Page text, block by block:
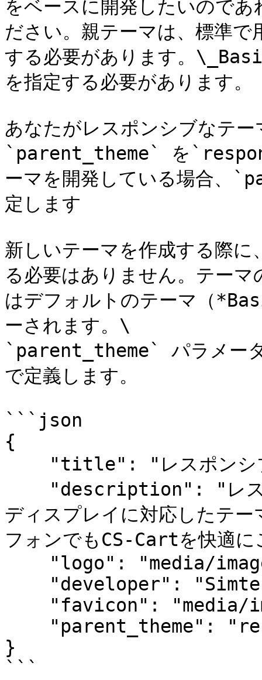
をベースに開発したいので
ださい。親テーマは、標準
する必要があります。
を指定する必要があります。
あなたがレスポンシブなテ
`parent_theme` を
ーマを開発している場合
定します
新しいテーマを作成する際
る必要はありません。テー
はデフォルトのテーマ（
ーされます。\
`parent_theme` パラメー
で定義します。
```json
{
ディスプレイに対応したテ
フォンでもCS-Cartを快適
}
```